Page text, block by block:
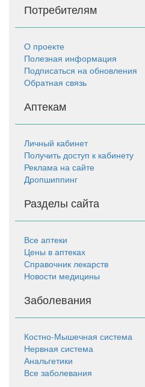
Потребителям
О проекте
Полезная информация
Подписаться на обновления
Обратная связь
Аптекам
Личный кабинет
Получить доступ к кабинету
Реклама на сайте
Дропшиппинг
Разделы сайта
Все аптеки
Цены в аптеках
Справочник лекарств
Новости медицины
Заболевания
Костно-Мышечная система
Нервная система
Анальгетики
Все заболевания